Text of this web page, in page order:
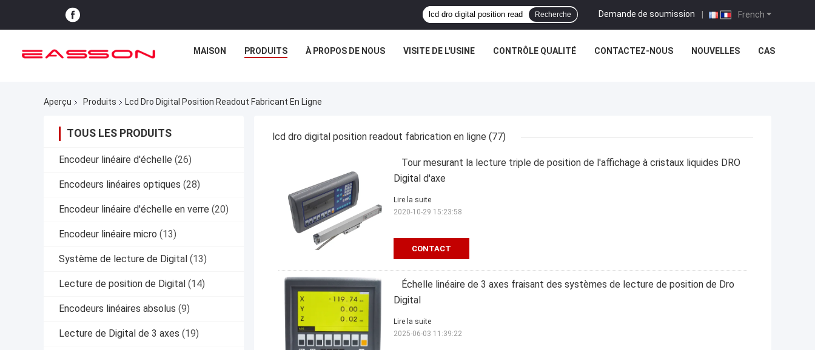
French
Demande de soumission |
Recherche
MAISON PRODUITS À PROPOS DE NOUS VISITE DE L'USINE CONTRÔLE QUALITÉ CONTACTEZ-NOUS NOUVELLES CAS
Aperçu Produits Lcd Dro Digital Position Readout Fabricant En Ligne
TOUS LES PRODUITS
Encodeur linéaire d'échelle (26)
Encodeurs linéaires optiques (28)
Encodeur linéaire d'échelle en verre (20)
Encodeur linéaire micro (13)
Système de lecture de Digital (13)
Lecture de position de Digital (14)
Encodeurs linéaires absolus (9)
Lecture de Digital de 3 axes (19)
lcd dro digital position readout fabrication en ligne (77)
Tour mesurant la lecture triple de position de l'affichage à cristaux liquides DRO
Digital d'axe
CONTACT
Lire la suite
2020-10-29 15:23:58
Échelle linéaire de 3 axes fraisant des systèmes de lecture de position de Dro
Digital
Lire la suite
2025-06-03 11:39:22